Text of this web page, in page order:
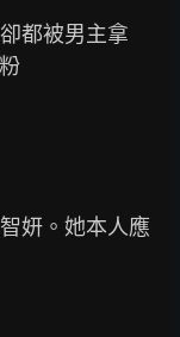
都被男主拿
妍。她本人應